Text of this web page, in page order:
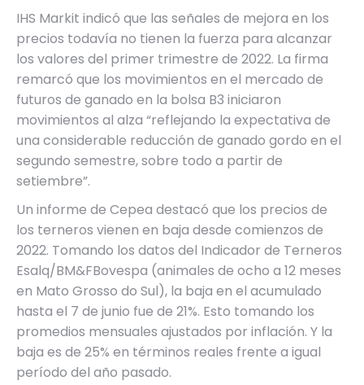
IHS Markit indicó que las señales de mejora en los
precios todavía no tienen la fuerza para alcanzar
los valores del primer trimestre de 2022. La firma
remarcó que los movimientos en el mercado de
futuros de ganado en la bolsa B3 iniciaron
movimientos al alza “reflejando la expectativa de
una considerable reducción de ganado gordo en el
segundo semestre, sobre todo a partir de
setiembre”.
Un informe de Cepea destacó que los precios de
los terneros vienen en baja desde comienzos de
2022. Tomando los datos del Indicador de Terneros
Esalq/BM&FBovespa (animales de ocho a 12 meses
en Mato Grosso do Sul), la baja en el acumulado
hasta el 7 de junio fue de 21%. Esto tomando los
promedios mensuales ajustados por inflación. Y la
baja es de 25% en términos reales frente a igual
período del año pasado.